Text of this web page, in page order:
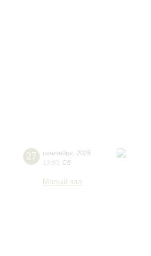
27 сентября 2025
19:00 Сб
Малый зал